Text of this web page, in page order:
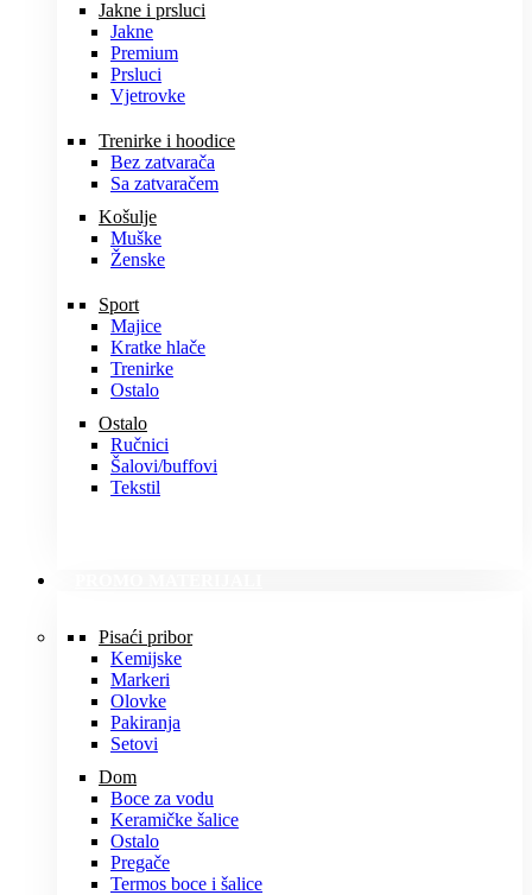
Jakne i prsluci
Jakne
Premium
Prsluci
Vjetrovke
Trenirke i hoodice
Bez zatvarača
Sa zatvaračem
Košulje
Muške
Ženske
Sport
Majice
Kratke hlače
Trenirke
Ostalo
Ostalo
Ručnici
Šalovi/buffovi
Tekstil
Pisaći pribor
Kemijske
Markeri
Olovke
Pakiranja
Setovi
Dom
Boce za vodu
Keramičke šalice
Ostalo
Pregače
Termos boce i šalice